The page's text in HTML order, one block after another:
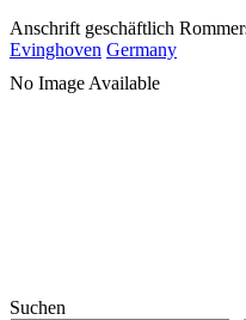
Anschrift geschäftlich
Evinghoven Germany
No Image Available
Suchen